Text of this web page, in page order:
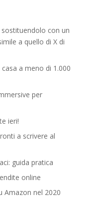
con un
a quello di X di
a meno di 1.000
per
ieri!
a scrivere al
guida pratica
online
Amazon nel 2020